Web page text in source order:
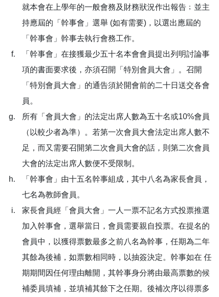
就本會在上學年的一般會務及財務狀況作出報告﹔並主
持應屆的「幹事會」選舉 (如有需要)，以選出應屆的
「幹事會」幹事去執行會務工作。
「幹事會」在接獲最少五十名本會會員提出列明討論事
項的書面要求後，亦須召開「特別會員大會」。召開
「特別會員大會」的通告須於開會前的二十日送交各會
員。
所有「會員大會」的法定出席人數為五十名或10%會員
（以較少者為準）。若第一次會員大會法定出席人數不
足，而又需要召開第二次會員大會的話，則第二次會員
大會的法定出席人數便不受限制。
「幹事會」由十五名幹事組成，其中八名為家長會員，
七名為教師會員。
家長會員經「會員大會」一人一票不記名方式投票推選
加入幹事會，選舉當日，會員需要親自投票。在提名的
會員中，以獲得票數最多之前八名為幹事，任期為二年
其餘為後補，如票數相同時，以抽簽決定。幹事如在 任
期期間因任何理由離開，其幹事身分將由最高票數的候
補委員填補，並填補其餘下之任期。後補次序以得票多